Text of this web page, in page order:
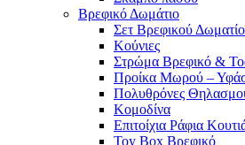
Βρεφικό Δωμάτιο
Σετ Βρεφικού
Κούνιες
Στρώμα Βρεφικό &
Προίκα Μωρού –
Πολυθρόνες
Κομοδίνα
Επιτοίχια Ράφια
Toy Box Βρεφικό